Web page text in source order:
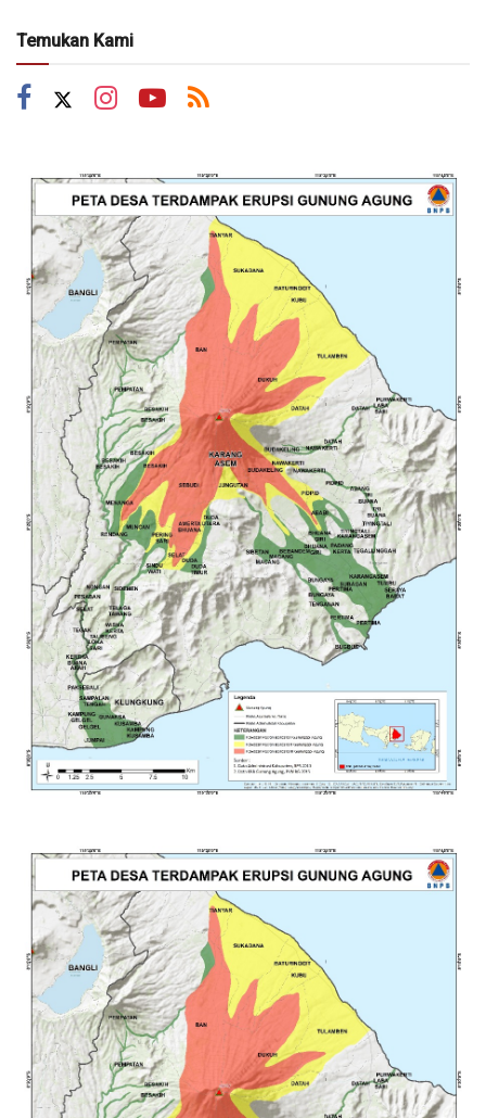
Temukan Kami